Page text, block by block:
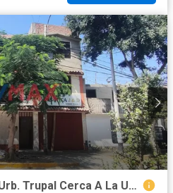
Alquiler Departamento Urb. Trupal Cerca A La Unt (2Do Piso)